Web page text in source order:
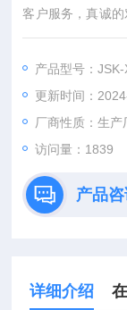
客户服务，真诚的
设有专业实验室
产品型号：
更新时间：
厂商性质：生产
访问量：1839
产品咨
详细介绍